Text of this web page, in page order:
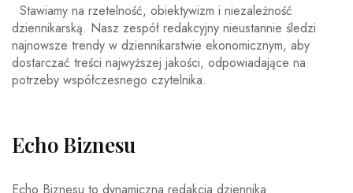
Stawiamy na rzetelność, obiektywizm i niezależność
dziennikarską. Nasz zespół redakcyjny nieustannie śledzi
najnowsze trendy w dziennikarstwie ekonomicznym, aby
dostarczać treści najwyższej jakości, odpowiadające na
potrzeby współczesnego czytelnika.
Echo Biznesu
Echo Biznesu to dynamiczna redakcja dziennika